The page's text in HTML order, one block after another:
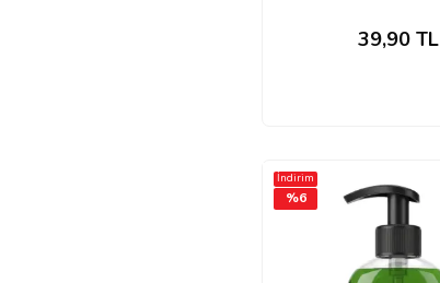
39,90 TL
İndirim
%6